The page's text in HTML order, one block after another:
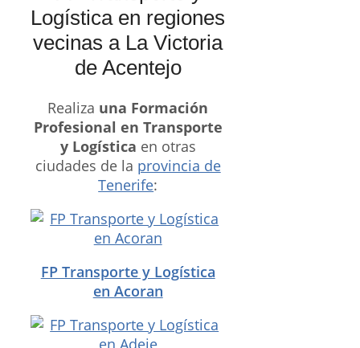
Logística en regiones
vecinas a La Victoria
de Acentejo
Realiza una Formación
Profesional en Transporte
y Logística en otras
ciudades de la provincia de
Tenerife:
FP Transporte y Logística
en Acoran